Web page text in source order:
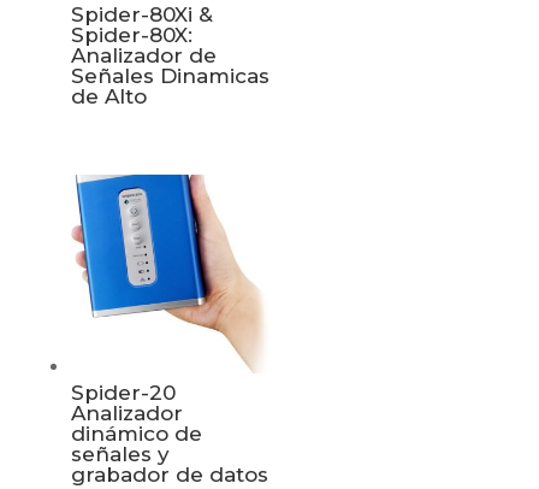
Spider-80Xi &
Spider-80X:
Analizador de
Señales Dinamicas
de Alto
Spider-20
Analizador
dinámico de
señales y
grabador de datos